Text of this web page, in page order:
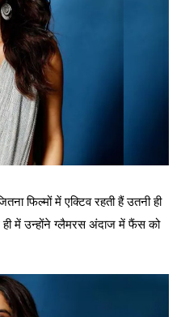
फिल्मों में एक्टिव रहती हैं उतनी ही
में उन्होंने ग्लैमरस अंदाज में फैंस को